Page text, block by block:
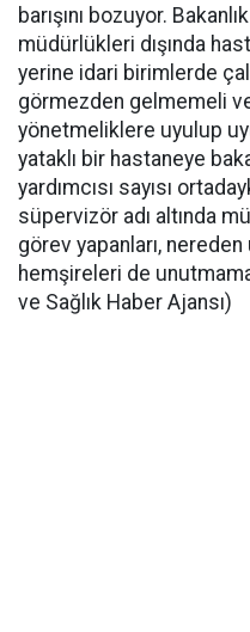
barışını bozuyor.
müdürlükleri dışında
yerine idari birimlerde
görmezden gelmemeli
yönetmeliklere uyulup
yataklı bir hastaneye
yardımcısı sayısı
süpervizör adı altında
görev yapanları,
hemşireleri de
ve Sağlık Haber Ajansı)